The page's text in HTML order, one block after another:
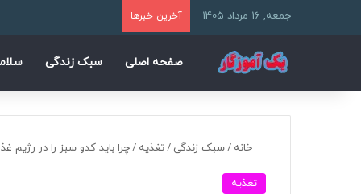
جمعه, 16 مرداد 1405 آخرین خبرها
صفحه اصلی سبک زندگی
خانه /سبک زندگی /تغذیه /چرا باید کدو سبز را در رژیم
تغذیه